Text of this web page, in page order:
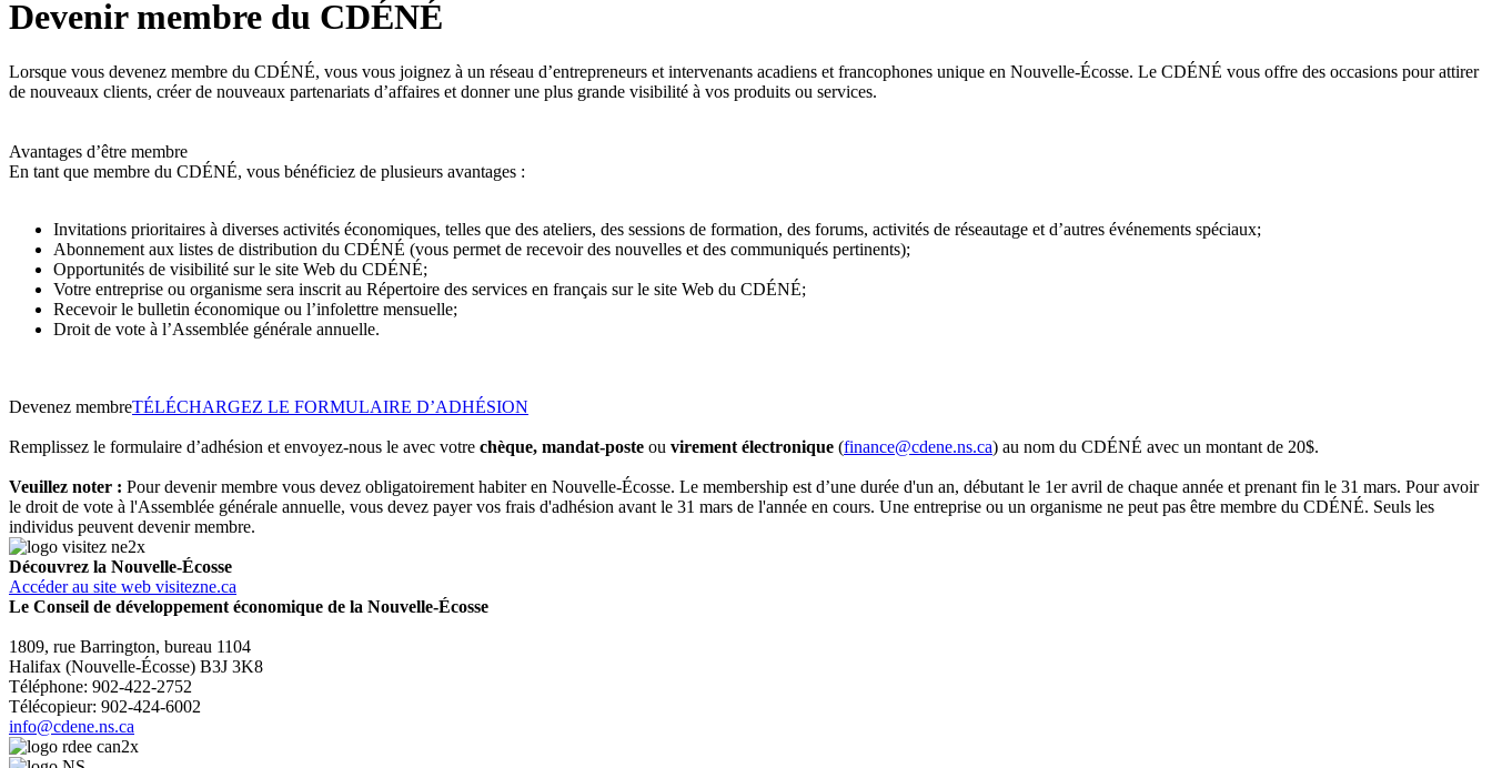
Devenir membre du CDÉNÉ
Lorsque vous devenez membre du CDÉNÉ, vous vous joignez à un réseau d’entrepreneurs et intervenants acadiens et francophones unique en Nouvelle-Écosse. Le CDÉNÉ vous offre des occasions pour attirer
de nouveaux clients, créer de nouveaux partenariats d’affaires et donner une plus grande visibilité à vos produits ou services.
Avantages d’être membre
En tant que membre du CDÉNÉ, vous bénéficiez de plusieurs avantages :
Invitations prioritaires à diverses activités économiques, telles que des ateliers, des sessions de formation, des forums, activités de réseautage et d’autres événements spéciaux;
Abonnement aux listes de distribution du CDÉNÉ (vous permet de recevoir des nouvelles et des communiqués pertinents);
Opportunités de visibilité sur le site Web du CDÉNÉ;
Votre entreprise ou organisme sera inscrit au Répertoire des services en français sur le site Web du CDÉNÉ;
Recevoir le bulletin économique ou l’infolettre mensuelle;
Droit de vote à l’Assemblée générale annuelle.
Devenez membreTÉLÉCHARGEZ LE FORMULAIRE D’ADHÉSION
Remplissez le formulaire d’adhésion et envoyez-nous le avec votre chèque, mandat-poste ou virement électronique (finance@cdene.ns.ca) au nom du CDÉNÉ avec un montant de 20$.
Veuillez noter : Pour devenir membre vous devez obligatoirement habiter en Nouvelle-Écosse. Le membership est d’une durée d'un an, débutant le 1er avril de chaque année et prenant fin le 31 mars. Pour avoir
le droit de vote à l'Assemblée générale annuelle, vous devez payer vos frais d'adhésion avant le 31 mars de l'année en cours. Une entreprise ou un organisme ne peut pas être membre du CDÉNÉ. Seuls les
individus peuvent devenir membre.
Découvrez la Nouvelle-Écosse
Accéder au site web visitezne.ca
Le Conseil de développement économique de la Nouvelle-Écosse
1809, rue Barrington, bureau 1104
Halifax (Nouvelle-Écosse) B3J 3K8
Téléphone: 902-422-2752
Télécopieur: 902-424-6002
info@cdene.ns.ca